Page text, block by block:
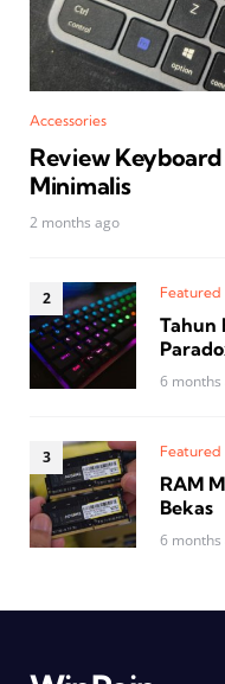
Accessories
Review Keyboard
Minimalis
2 months ago
Featured
Tahun
6 months
Featured
RAM
Bekas
6 months